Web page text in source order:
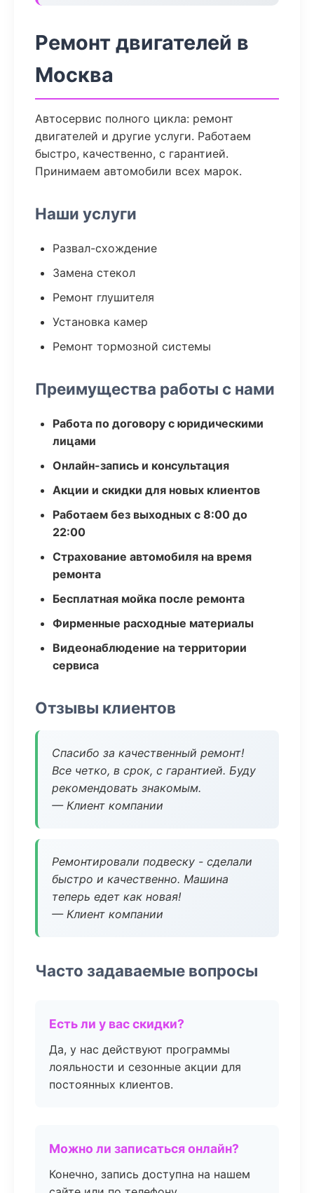
Ремонт двигателей в
Москва
Автосервис полного цикла: ремонт
двигателей и другие услуги. Работаем
быстро, качественно, с гарантией.
Принимаем автомобили всех марок.
Наши услуги
Развал-схождение
Замена стекол
Ремонт глушителя
Установка камер
Ремонт тормозной системы
Преимущества работы с нами
Работа по договору с юридическими
лицами
Онлайн-запись и консультация
Акции и скидки для новых клиентов
Работаем без выходных с 8:00 до
22:00
Страхование автомобиля на время
ремонта
Бесплатная мойка после ремонта
Фирменные расходные материалы
Видеонаблюдение на территории
сервиса
Отзывы клиентов
Спасибо за качественный ремонт!
Все четко, в срок, с гарантией. Буду
рекомендовать знакомым.
— Клиент компании
Ремонтировали подвеску - сделали
быстро и качественно. Машина
теперь едет как новая!
— Клиент компании
Часто задаваемые вопросы
Есть ли у вас скидки?
Да, у нас действуют программы
лояльности и сезонные акции для
постоянных клиентов.
Можно ли записаться онлайн?
Конечно, запись доступна на нашем